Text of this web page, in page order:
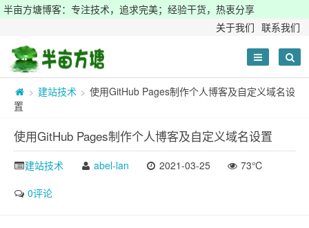
半亩方塘博客：专注技术，追求完美；经验干货，热衷分享
关于我们 联系我们
> 建站技术 > 使用GitHub Pages制作个人博客及自定义域名设
置
使用GitHub Pages制作个人博客及自定义域名设置
建站技术 abel-lan 2021-03-25
73℃
0评论